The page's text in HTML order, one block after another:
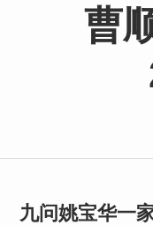
曹
九问姚宝华一